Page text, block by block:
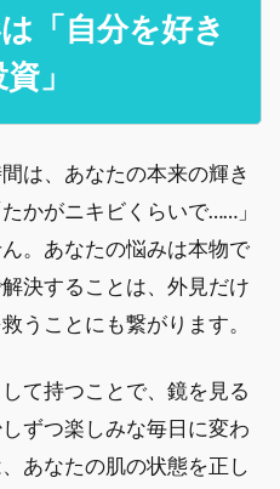
「自分を好き
」
は、あなたの本来の輝き
かがニキビくらいで……」
。あなたの悩みは本物で
決することは、外見だけ
うことにも繋がります。
て持つことで、鏡を見る
ずつ楽しみな毎日に変わ
あなたの肌の状態を正し